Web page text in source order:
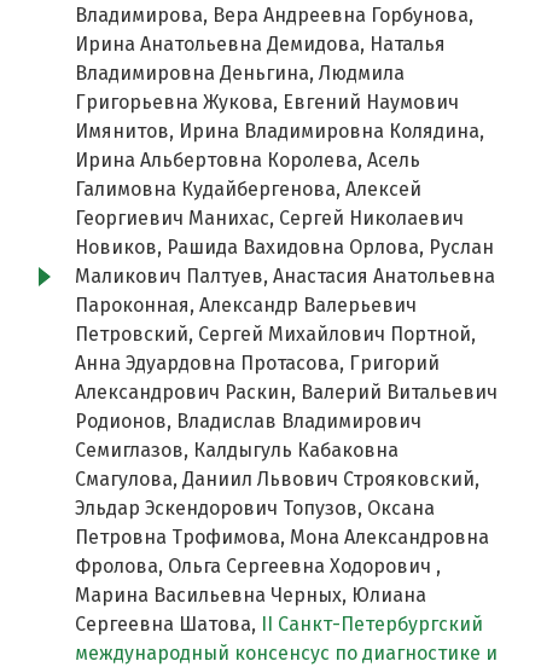
Владимирова, Вера Андреевна Горбунова,
Ирина Анатольевна Демидова, Наталья
Владимировна Деньгина, Людмила
Григорьевна Жукова, Евгений Наумович
Имянитов, Ирина Владимировна Колядина,
Ирина Альбертовна Королева, Асель
Галимовна Кудайбергенова, Алексей
Георгиевич Манихас, Сергей Николаевич
Новиков, Рашида Вахидовна Орлова, Руслан
Маликович Палтуев, Анастасия Анатольевна
Пароконная, Александр Валерьевич
Петровский, Сергей Михайлович Портной,
Анна Эдуардовна Протасова, Григорий
Александрович Раскин, Валерий Витальевич
Родионов, Владислав Владимирович
Семиглазов, Калдыгуль Кабаковна
Смагулова, Даниил Львович Строяковский,
Эльдар Эскендорович Топузов, Оксана
Петровна Трофимова, Мона Александровна
Фролова, Ольга Сергеевна Ходорович ,
Марина Васильевна Черных, Юлиана
Сергеевна Шатова,
II Cанкт-Петербургский
международный консенсус по диагностике и